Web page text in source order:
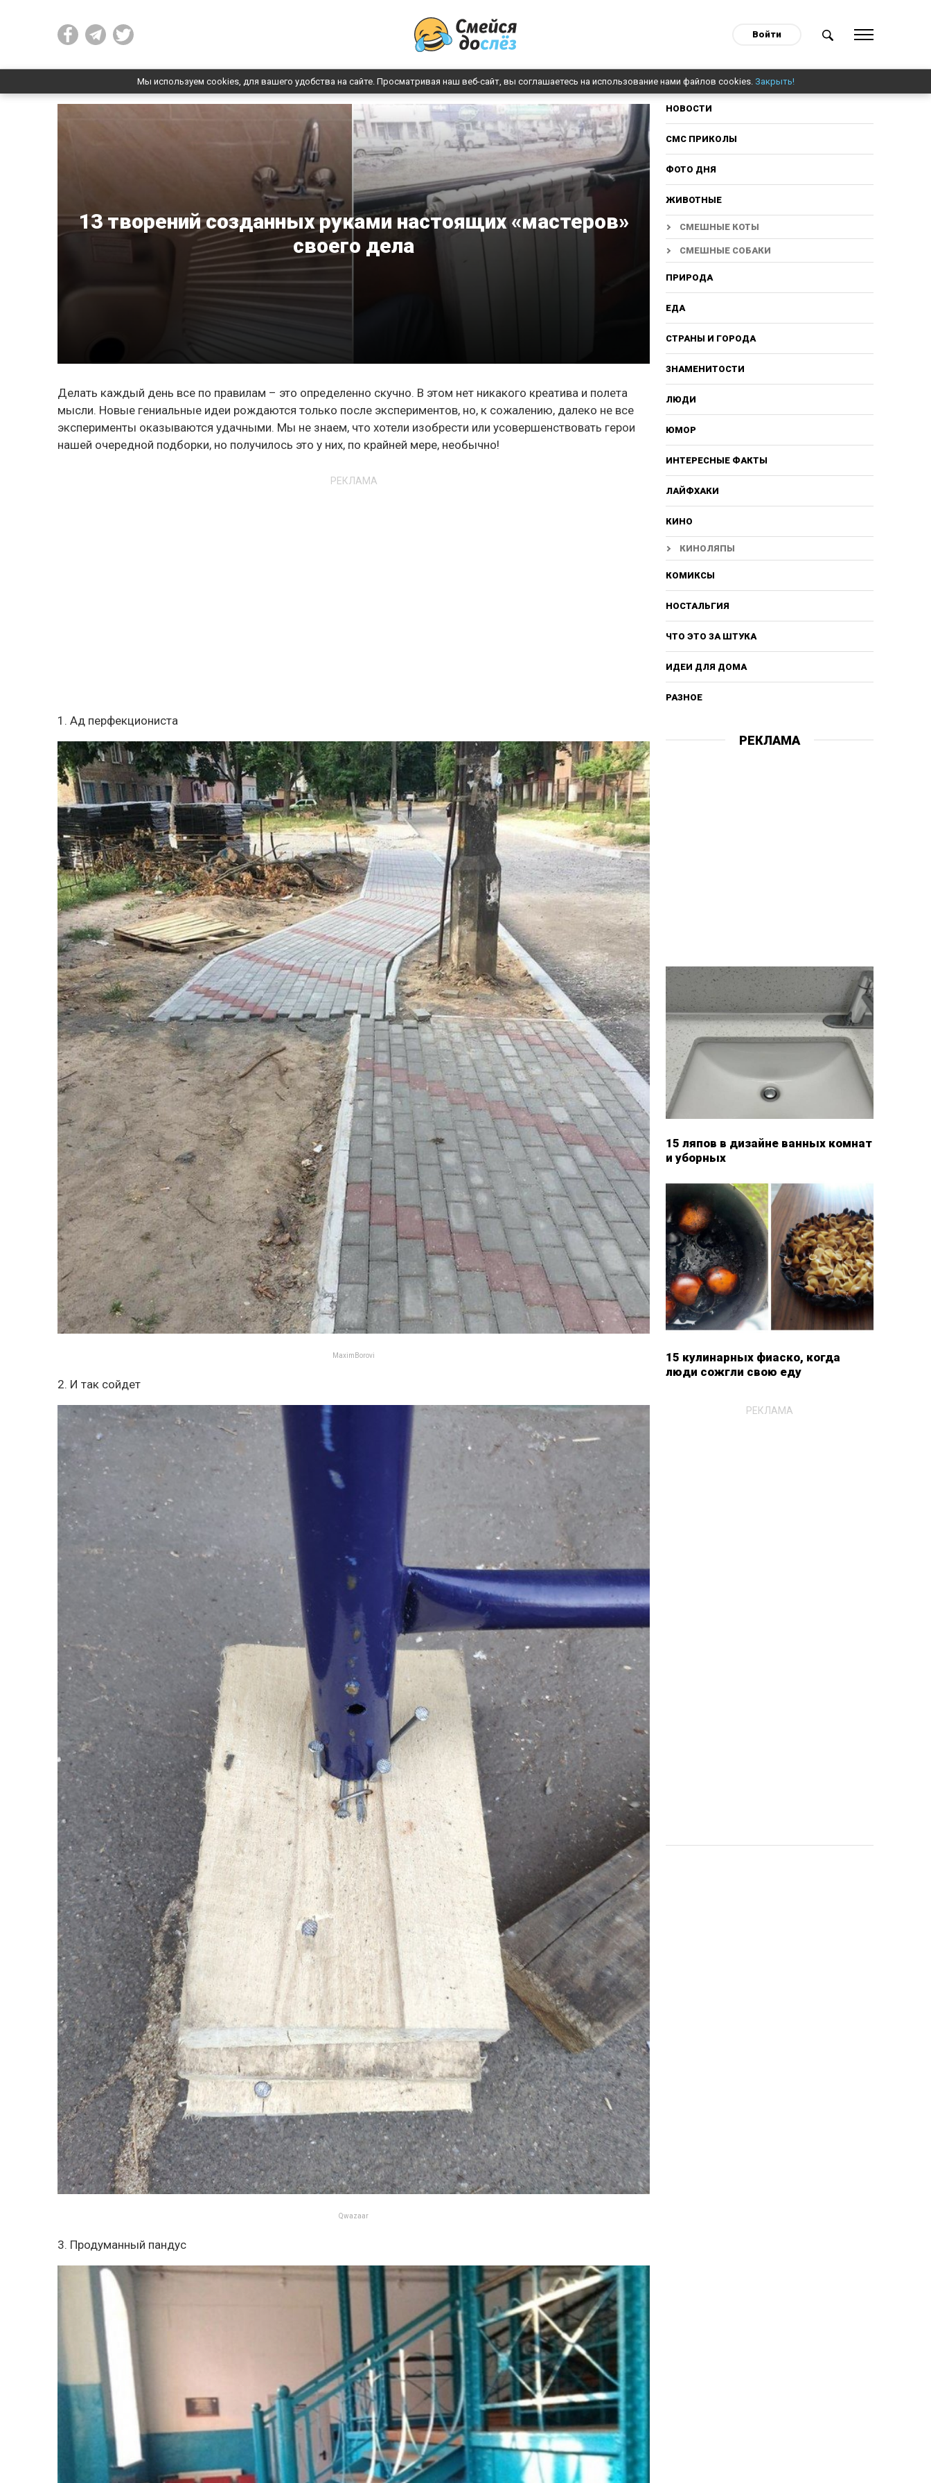
Войти
Мы используем cookies, для вашего удобства на сайте. Просматривая наш веб-сайт, вы соглашаетесь на использование нами файлов cookies. Закрыть!
13 творений созданных руками настоящих «мастеров»
своего дела
Делать каждый день все по правилам – это определенно скучно. В этом нет никакого креатива и полета
мысли. Новые гениальные идеи рождаются только после экспериментов, но, к сожалению, далеко не все
эксперименты оказываются удачными. Мы не знаем, что хотели изобрести или усовершенствовать герои
нашей очередной подборки, но получилось это у них, по крайней мере, необычно!
РЕКЛАМА
1. Ад перфекциониста
MaximBorovi
2. И так сойдет
Qwazaar
3. Продуманный пандус
НОВОСТИ
СМС ПРИКОЛЫ
ФОТО ДНЯ
ЖИВОТНЫЕ
СМЕШНЫЕ КОТЫ
СМЕШНЫЕ СОБАКИ
ПРИРОДА
ЕДА
СТРАНЫ И ГОРОДА
ЗНАМЕНИТОСТИ
ЛЮДИ
ЮМОР
ИНТЕРЕСНЫЕ ФАКТЫ
ЛАЙФХАКИ
КИНО
КИНОЛЯПЫ
КОМИКСЫ
НОСТАЛЬГИЯ
ЧТО ЭТО ЗА ШТУКА
ИДЕИ ДЛЯ ДОМА
РАЗНОЕ
РЕКЛАМА
15 ляпов в дизайне ванных комнат
и уборных
15 кулинарных фиаско, когда
люди сожгли свою еду
РЕКЛАМА